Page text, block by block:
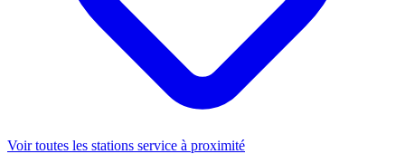
Voir toutes les stations service à proximité